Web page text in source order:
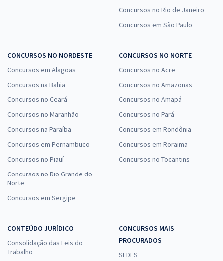
Concursos no Rio de Janeiro
Concursos em São Paulo
CONCURSOS NO NORDESTE
Concursos em Alagoas
Concursos na Bahia
Concursos no Ceará
Concursos no Maranhão
Concursos na Paraíba
Concursos em Pernambuco
Concursos no Piauí
Concursos no Rio Grande do
Norte
Concursos em Sergipe
CONCURSOS NO NORTE
Concursos no Acre
Concursos no Amazonas
Concursos no Amapá
Concursos no Pará
Concursos em Rondônia
Concursos em Roraima
Concursos no Tocantins
CONTEÚDO JURÍDICO
Consolidação das Leis do
Trabalho
CONCURSOS MAIS
PROCURADOS
SEDES